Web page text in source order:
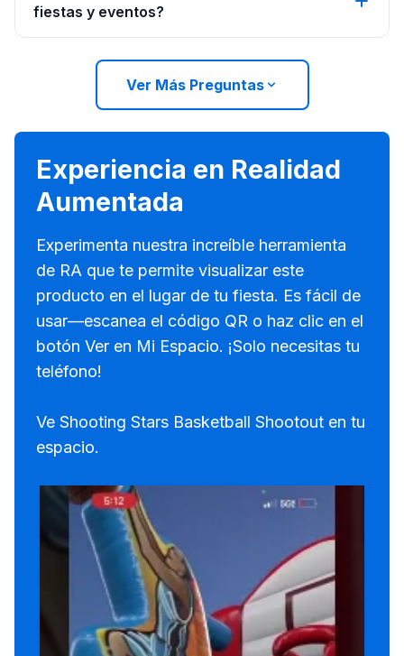
fiestas y eventos?
Ver Más Preguntas
Experiencia en Realidad
Aumentada
Experimenta nuestra increíble herramienta
de RA que te permite visualizar este
producto en el lugar de tu fiesta. Es fácil de
usar—escanea el código QR o haz clic en el
botón Ver en Mi Espacio. ¡Solo necesitas tu
teléfono!
Ve Shooting Stars Basketball Shootout en tu
espacio.